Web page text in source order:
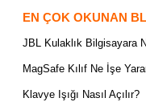
EN ÇOK OKUNAN
JBL Kulaklık Bilgisayara
MagSafe Kılıf Ne İşe
Klavye Işığı Nasıl Açılır?